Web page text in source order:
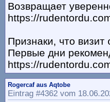
Возвращает
https://
Признаки, что визит
Первые дни
https://
Rogercaf aus Aqtobe
Eintrag #4362 vom